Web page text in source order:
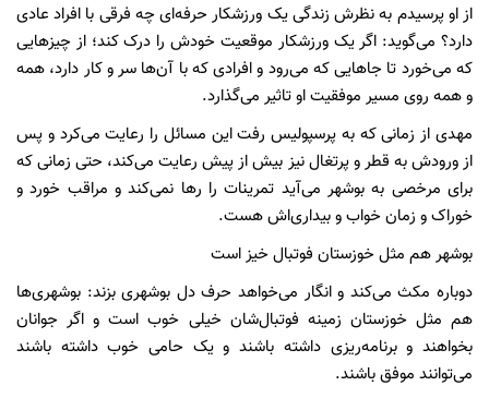
از او پرسیدم به نظرش زندگی یک ورزشکار حرفه‌ای چه فرقی با افراد عادی
دارد؟ می‌گوید: اگر یک ورزشکار موقعیت خودش را درک کند؛ از چیزهایی
که می‌خورد تا جاهایی که می‌رود و افرادی که با آن‌ها سر و کار دارد، همه
و همه روی مسیر موفقیت او تاثیر می‌گذارد.
مهدی از زمانی که به پرسپولیس رفت این مسائل را رعایت می‌کرد و پس
از ورودش به قطر و پرتغال نیز بیش از پیش رعایت می‌کند، حتی زمانی که
برای مرخصی به بوشهر می‌آید تمرینات را رها نمی‌کند و مراقب خورد و
خوراک و زمان خواب و بیداری‌اش هست.
بوشهر هم مثل خوزستان فوتبال خیز است
دوباره مکث می‌کند و انگار می‌خواهد حرف دل بوشهری بزند: بوشهری‌ها
هم مثل خوزستان زمینه فوتبال‌شان خیلی خوب است و اگر جوانان
بخواهند و برنامه‌ریزی داشته باشند و یک حامی خوب داشته باشند
می‌توانند موفق باشند.